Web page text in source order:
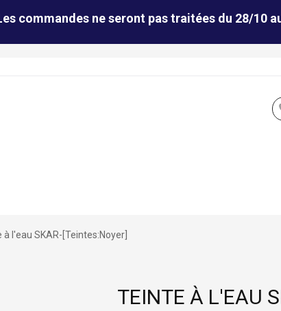
commandes ne seront pas traitées du 28/10
à l'eau SKAR-[Teintes:Noyer]
TEINTE À L'EAU